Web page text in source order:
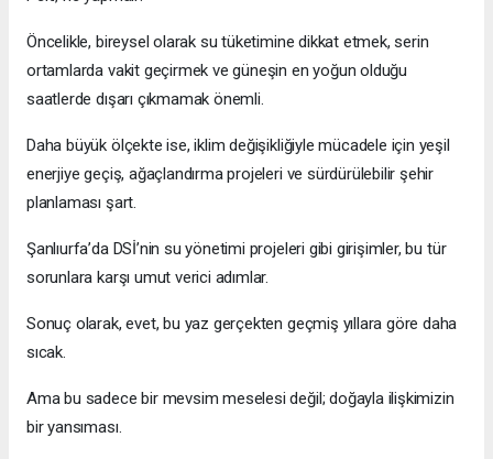
Öncelikle, bireysel olarak su tüketimine dikkat etmek, serin
ortamlarda vakit geçirmek ve güneşin en yoğun olduğu
saatlerde dışarı çıkmamak önemli.
Daha büyük ölçekte ise, iklim değişikliğiyle mücadele için yeşil
enerjiye geçiş, ağaçlandırma projeleri ve sürdürülebilir şehir
planlaması şart.
Şanlıurfa’da DSİ’nin su yönetimi projeleri gibi girişimler, bu tür
sorunlara karşı umut verici adımlar.
Sonuç olarak, evet, bu yaz gerçekten geçmiş yıllara göre daha
sıcak.
Ama bu sadece bir mevsim meselesi değil; doğayla ilişkimizin
bir yansıması.